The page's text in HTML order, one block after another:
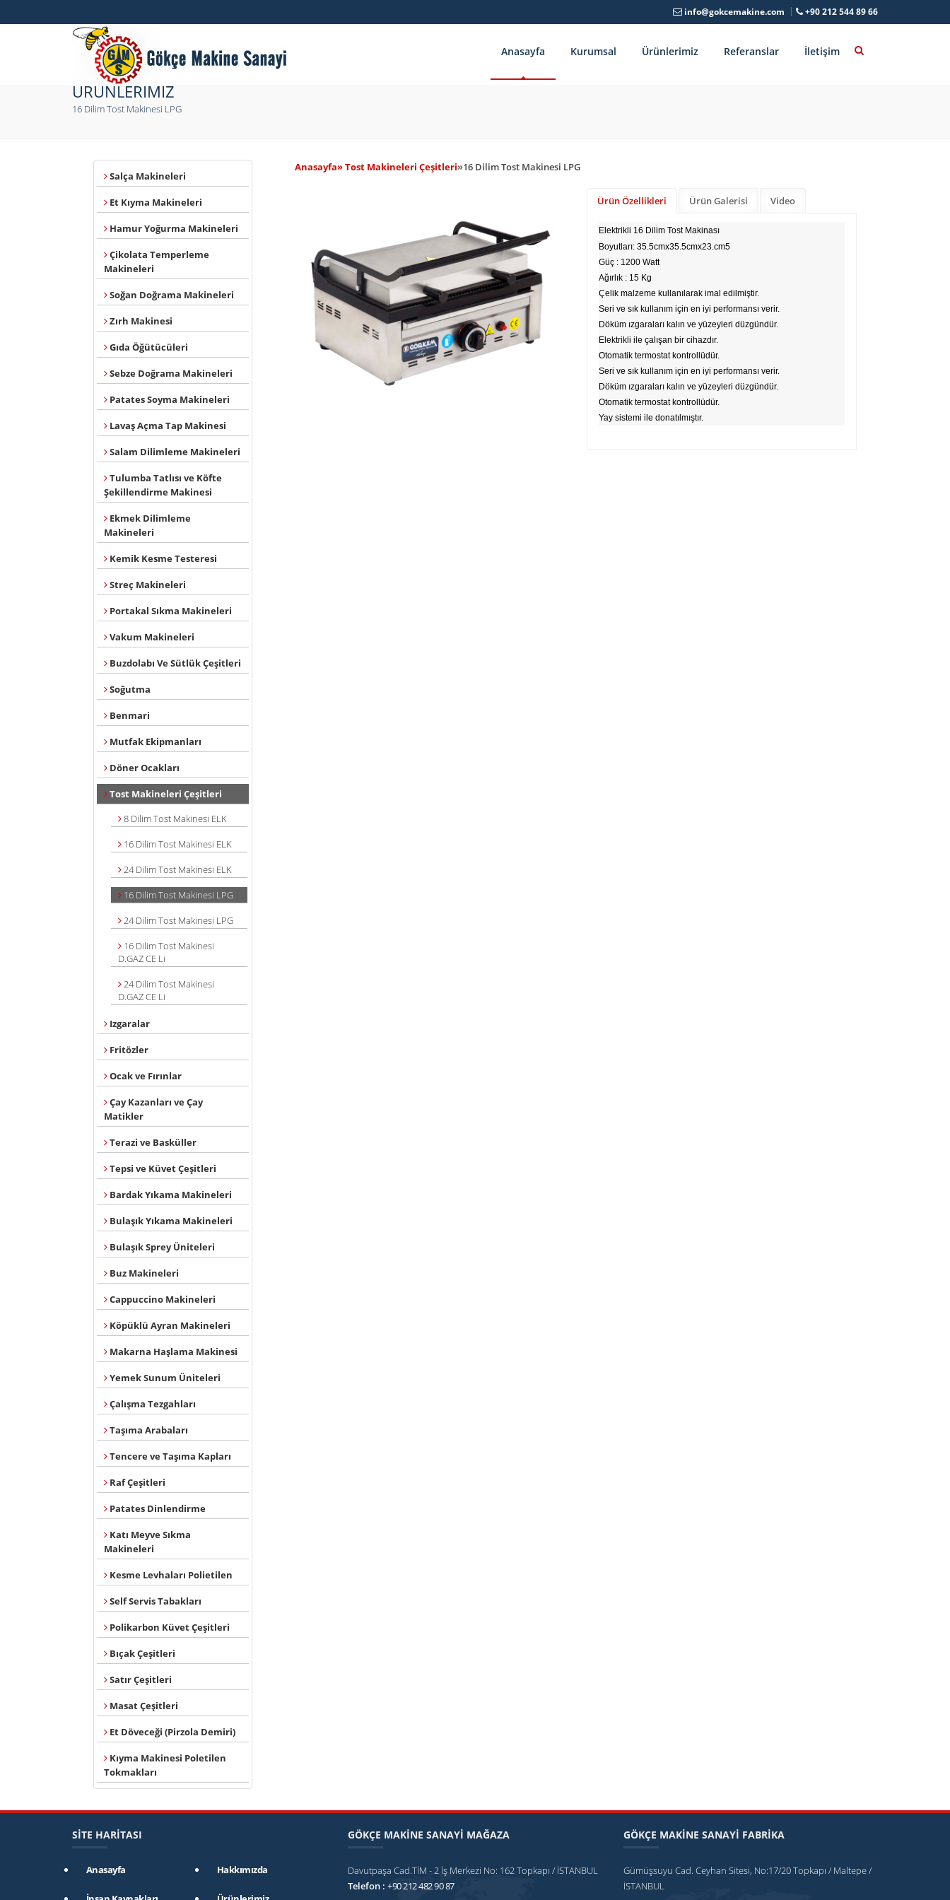
info@gokcemakine.com +90 212 544 89 66
Anasayfa Kurumsal Ürünlerimiz Referanslar İletişim
ÜRÜNLERİMİZ
16 Dilim Tost Makinesi LPG
Salça Makineleri
Et Kıyma Makineleri
Hamur Yoğurma Makineleri
Çikolata Temperleme
Makineleri
Soğan Doğrama Makineleri
Zırh Makinesi
Gıda Öğütücüleri
Sebze Doğrama Makineleri
Patates Soyma Makineleri
Lavaş Açma Tap Makinesi
Salam Dilimleme Makineleri
Tulumba Tatlısı ve Köfte
Şekillendirme Makinesi
Ekmek Dilimleme
Makineleri
Kemik Kesme Testeresi
Streç Makineleri
Portakal Sıkma Makineleri
Vakum Makineleri
Buzdolabı Ve Sütlük Çeşitleri
Soğutma
Benmari
Mutfak Ekipmanları
Döner Ocakları
Tost Makineleri Çeşitleri
8 Dilim Tost Makinesi ELK
16 Dilim Tost Makinesi ELK
24 Dilim Tost Makinesi ELK
16 Dilim Tost Makinesi LPG
24 Dilim Tost Makinesi LPG
16 Dilim Tost Makinesi
D.GAZ CE Li
24 Dilim Tost Makinesi
D.GAZ CE Li
Izgaralar
Fritözler
Ocak ve Fırınlar
Çay Kazanları ve Çay
Matikler
Terazi ve Basküller
Tepsi ve Küvet Çeşitleri
Bardak Yıkama Makineleri
Bulaşık Yıkama Makineleri
Bulaşık Sprey Üniteleri
Buz Makineleri
Cappuccino Makineleri
Köpüklü Ayran Makineleri
Makarna Haşlama Makinesi
Yemek Sunum Üniteleri
Çalışma Tezgahları
Taşıma Arabaları
Tencere ve Taşıma Kapları
Raf Çeşitleri
Patates Dinlendirme
Katı Meyve Sıkma
Makineleri
Kesme Levhaları Polietilen
Self Servis Tabakları
Polikarbon Küvet Çeşitleri
Bıçak Çeşitleri
Satır Çeşitleri
Masat Çeşitleri
Et Döveceği (Pirzola Demiri)
Kıyma Makinesi Poletilen
Tokmakları
Anasayfa» Tost Makineleri Çeşitleri»16 Dilim Tost Makinesi LPG
Ürün Özellikleri Ürün Galerisi Video
Elektrikli 16 Dilim Tost Makinası
Boyutları: 35.5cmx35.5cmx23.cm5
Güç : 1200 Watt
Ağırlık : 15 Kg
Çelik malzeme kullanılarak imal edilmiştir.
Seri ve sık kullanım için en iyi performansı verir.
Döküm ızgaraları kalın ve yüzeyleri düzgündür.
Elektrikli ile çalışan bir cihazdır.
Otomatik termostat kontrollüdür.
Seri ve sık kullanım için en iyi performansı verir.
Döküm ızgaraları kalın ve yüzeyleri düzgündür.
Otomatik termostat kontrollüdür.
Yay sistemi ile donatılmıştır.
SİTE HARİTASI
Anasayfa Hakkımızda
GÖKÇE MAKİNE SANAYİ MAĞAZA
Davutpaşa Cad.TİM - 2 İş Merkezi No: 162 Topkapı / İSTANBUL
Telefon : +90 212 482 90 87
GÖKÇE MAKİNE SANAYİ FABRİKA
Gümüşsuyu Cad. Ceyhan Sitesi, No:17/20 Topkapı / Maltepe /
İSTANBUL